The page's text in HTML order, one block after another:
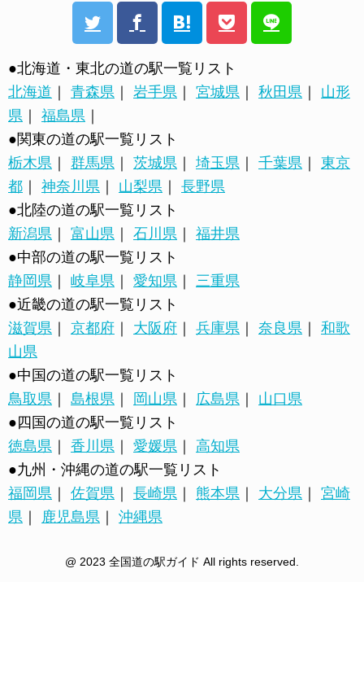
●北海道・東北の道の駅一覧リスト
北海道 ｜ 青森県 ｜ 岩手県 ｜ 宮城県 ｜ 秋田県 ｜ 山形
県 ｜ 福島県 ｜
●関東の道の駅一覧リスト
栃木県 ｜ 群馬県 ｜ 茨城県 ｜ 埼玉県 ｜ 千葉県 ｜ 東京
都 ｜ 神奈川県 ｜ 山梨県 ｜ 長野県
●北陸の道の駅一覧リスト
新潟県 ｜ 富山県 ｜ 石川県 ｜ 福井県
●中部の道の駅一覧リスト
静岡県 ｜ 岐阜県 ｜ 愛知県 ｜ 三重県
●近畿の道の駅一覧リスト
滋賀県 ｜ 京都府 ｜ 大阪府 ｜ 兵庫県 ｜ 奈良県 ｜ 和歌
山県
●中国の道の駅一覧リスト
鳥取県 ｜ 島根県 ｜ 岡山県 ｜ 広島県 ｜ 山口県
●四国の道の駅一覧リスト
徳島県 ｜ 香川県 ｜ 愛媛県 ｜ 高知県
●九州・沖縄の道の駅一覧リスト
福岡県 ｜ 佐賀県 ｜ 長崎県 ｜ 熊本県 ｜ 大分県 ｜ 宮崎
県 ｜ 鹿児島県 ｜ 沖縄県
@ 2023 全国道の駅ガイド All rights reserved.